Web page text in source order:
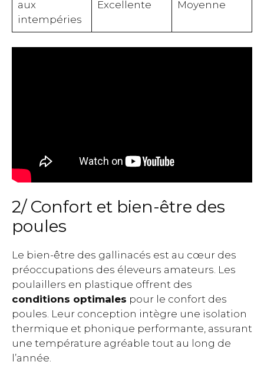
aux
intempéries
Excellente Moyenne
2/ Confort et bien-être des
poules
Le bien-être des gallinacés est au cœur des
préoccupations des éleveurs amateurs. Les
poulaillers en plastique offrent des
conditions optimales pour le confort des
poules. Leur conception intègre une isolation
thermique et phonique performante, assurant
une température agréable tout au long de
l’année.